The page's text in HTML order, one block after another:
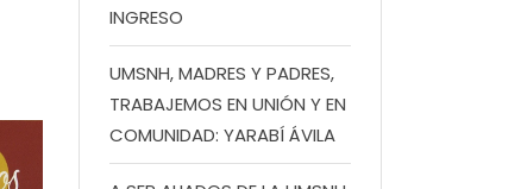
INGRESO
UMSNH, MADRES Y PADRES,
TRABAJEMOS EN UNIÓN Y EN
COMUNIDAD: YARABÍ ÁVILA